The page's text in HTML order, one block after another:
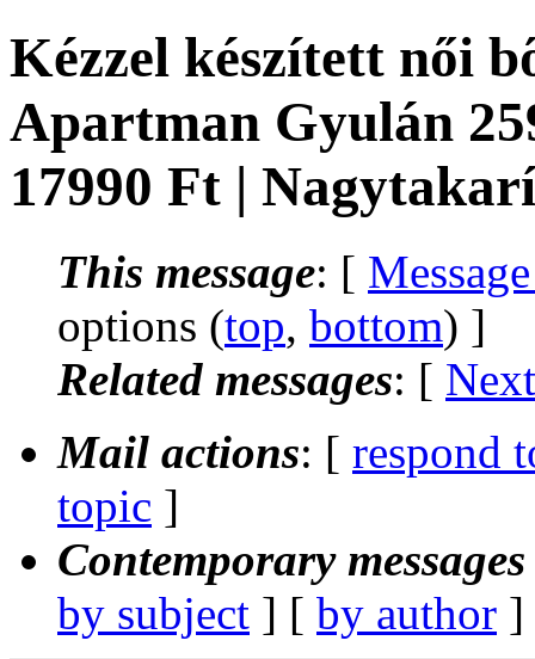
Kézzel készített női
Apartman Gyulán
17990 Ft |
This message: [
options (top, bottom) ]
Related messages: [
Mail actions: [ respond
topic ]
Contemporary
by subject ] [ by author